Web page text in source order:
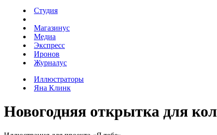
Студия
Магазинус
Медиа
Экспресс
Иронов
Журналус
Иллюстраторы
Яна Клинк
Новогодняя открытка для